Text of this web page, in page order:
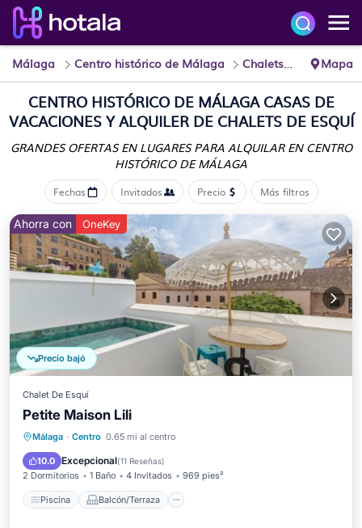
Málaga Centro histórico de Málaga Chalets de esquí Mapa
CENTRO HISTÓRICO DE MÁLAGA CASAS DE
VACACIONES Y ALQUILER DE CHALETS DE ESQUÍ
GRANDES OFERTAS EN LUGARES PARA ALQUILAR EN CENTRO
HISTÓRICO DE MÁLAGA
Fechas Invitados Precio Más filtros
Precio bajó
Ahorra con OneKey
Chalet De Esquí
Petite Maison Lili
Málaga · Centro 0.65 mi al centro
10.0 Excepcional(11 Reseñas)
2 Dormitorios 1 Baño 4 Invitados 969 pies²
Piscina Balcón/Terraza
Piscina Balcón/Terraza
Aire acondicionado